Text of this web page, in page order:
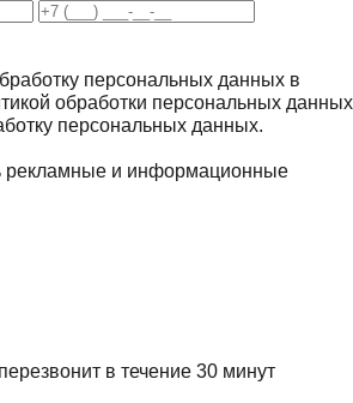
персональных данных в
обработки персональных данных
персональных данных.
рекламные и информационные
в течение 30 минут